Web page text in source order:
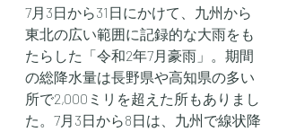
7月3日から31日にかけて、九州から
東北の広い範囲に記録的な大雨をも
たらした「令和2年7月豪雨」。期間
の総降水量は長野県や高知県の多い
所で2,000ミリを超えた所もありまし
た。7月3日から8日は、九州で線状降